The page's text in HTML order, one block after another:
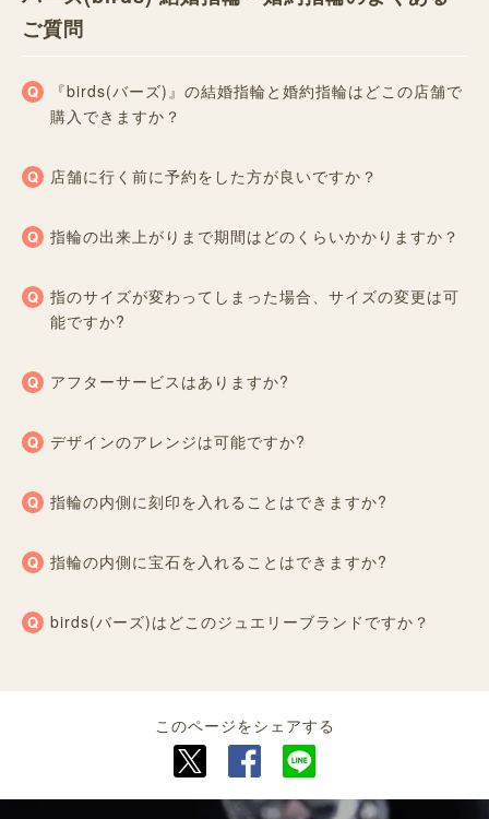
ご質問
『birds(バーズ)』の結婚指輪と婚約指輪はどこの店舗で
購入できますか？
店舗に行く前に予約をした方が良いですか？
指輪の出来上がりまで期間はどのくらいかかりますか？
指のサイズが変わってしまった場合、サイズの変更は可
能ですか?
アフターサービスはありますか?
デザインのアレンジは可能ですか?
指輪の内側に刻印を入れることはできますか?
指輪の内側に宝石を入れることはできますか?
birds(バーズ)はどこのジュエリーブランドですか？
このページをシェアする